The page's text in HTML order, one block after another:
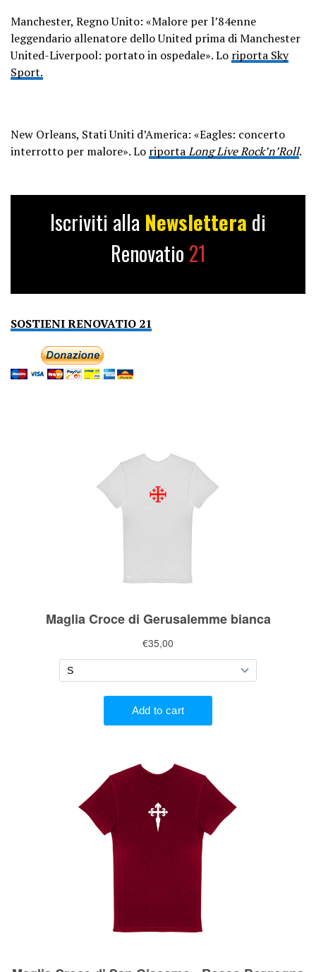
Manchester, Regno Unito: «Malore per l’84enne
leggendario allenatore dello United prima di Manchester
United-Liverpool: portato in ospedale». Lo riporta Sky
Sport.
New Orleans, Stati Uniti d’America: «Eagles: concerto
interrotto per malore». Lo riportaLong Live Rock’n’Roll.
Iscriviti alla Newslettera di
Renovatio 21
SOSTIENI RENOVATIO 21